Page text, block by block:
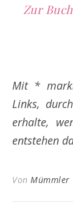
Zur
Mit *
Links,
erhalte,
entstehen
Von Mümmler